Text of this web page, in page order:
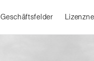
Geschäftsfelder